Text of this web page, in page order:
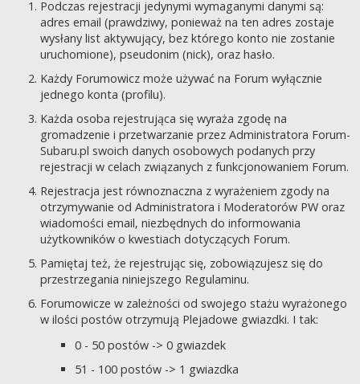
Podczas rejestracji jedynymi wymaganymi danymi są:
adres email (prawdziwy, ponieważ na ten adres zostaje
wysłany list aktywujący, bez którego konto nie zostanie
uruchomione), pseudonim (nick), oraz hasło.
Każdy Forumowicz może używać na Forum wyłącznie
jednego konta (profilu).
Każda osoba rejestrująca się wyraża zgodę na
gromadzenie i przetwarzanie przez Administratora Forum-
Subaru.pl swoich danych osobowych podanych przy
rejestracji w celach związanych z funkcjonowaniem Forum.
Rejestracja jest równoznaczna z wyrażeniem zgody na
otrzymywanie od Administratora i Moderatorów PW oraz
wiadomości email, niezbędnych do informowania
użytkowników o kwestiach dotyczących Forum.
Pamiętaj też, że rejestrując się, zobowiązujesz się do
przestrzegania niniejszego Regulaminu.
Forumowicze w zależności od swojego stażu wyrażonego
w ilości postów otrzymują Plejadowe gwiazdki. I tak:
0 - 50 postów -> 0 gwiazdek
51 - 100 postów -> 1 gwiazdka